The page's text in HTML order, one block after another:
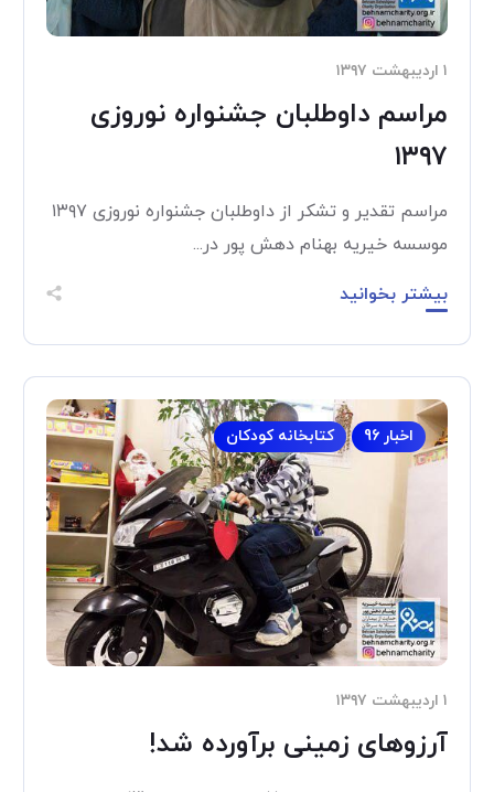
۱ اردیبهشت ۱۳۹۷
مراسم داوطلبان جشنواره نوروزی
۱۳۹۷
مراسم تقدیر و تشکر از داوطلبان جشنواره نوروزی ۱۳۹۷
موسسه خیریه بهنام دهش پور در...
بیشتر بخوانید
اخبار 96 کتابخانه کودکان
۱ اردیبهشت ۱۳۹۷
آرزوهای زمینی برآورده شد!